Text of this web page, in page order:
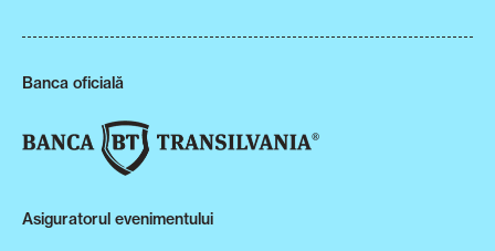
Banca oficială
Asiguratorul evenimentului